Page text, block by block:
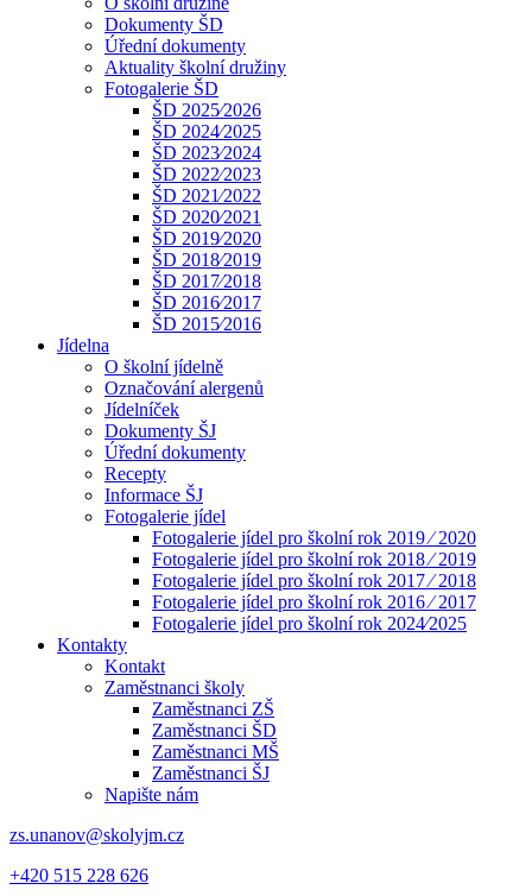
Dokumenty ŠD
Úřední dokumenty
Aktuality školní družiny
Fotogalerie ŠD
ŠD 2025⁄2026
ŠD 2024⁄2025
ŠD 2023⁄2024
ŠD 2022⁄2023
ŠD 2021⁄2022
ŠD 2020⁄2021
ŠD 2019⁄2020
ŠD 2018⁄2019
ŠD 2017⁄2018
ŠD 2016⁄2017
ŠD 2015⁄2016
Jídelna
O školní jídelně
Označování alergenů
Jídelníček
Dokumenty ŠJ
Úřední dokumenty
Recepty
Informace ŠJ
Fotogalerie jídel
Fotogalerie jídel pro školní rok 2019 ⁄ 2020
Fotogalerie jídel pro školní rok 2018 ⁄ 2019
Fotogalerie jídel pro školní rok 2017 ⁄ 2018
Fotogalerie jídel pro školní rok 2016 ⁄ 2017
Fotogalerie jídel pro školní rok 2024⁄2025
Kontakty
Kontakt
Zaměstnanci školy
Zaměstnanci ZŠ
Zaměstnanci ŠD
Zaměstnanci MŠ
Zaměstnanci ŠJ
Napište nám
zs.unanov@skolyjm.cz
+420 515 228 626